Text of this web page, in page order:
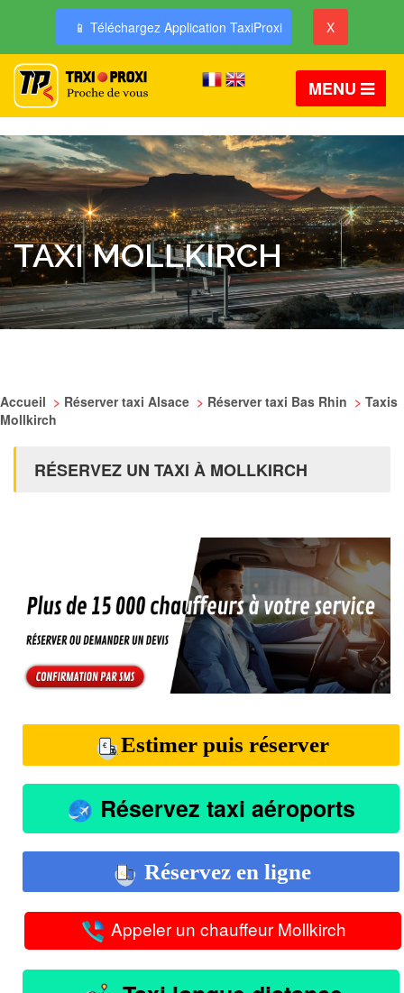
📱 Téléchargez Application TaxiProxi X
MENU
TAXI MOLLKIRCH
Accueil > Réserver taxi Alsace > Réserver taxi Bas Rhin > Taxis
Mollkirch
RÉSERVEZ UN TAXI À MOLLKIRCH
Estimer puis réserver
Réservez taxi aéroports
Réservez en ligne
Appeler un chauffeur Mollkirch